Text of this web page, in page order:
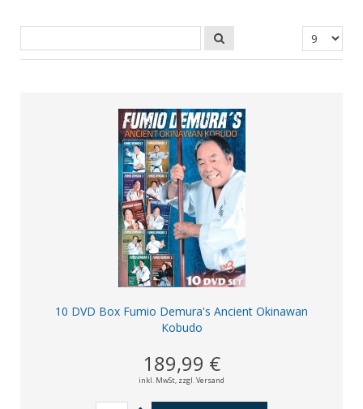
10 DVD Box Fumio Demura's Ancient Okinawan
Kobudo
189,99 €
inkl. MwSt, zzgl. Versand